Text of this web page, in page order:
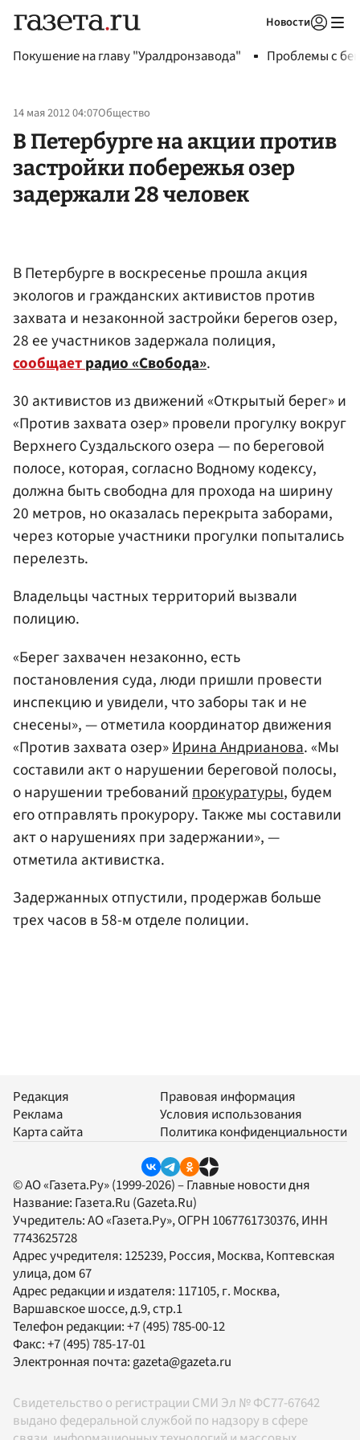
Новости
Покушение на главу "Уралдронзавода" Проблемы с
14 мая 2012 04:07Общество
В Петербурге на акции против
застройки побережья озер
задержали 28 человек
В Петербурге в воскресенье прошла акция
экологов и гражданских активистов против
захвата и незаконной застройки берегов озер,
28 ее участников задержала полиция,
сообщаетрадио «Свобода».
30 активистов из движений «Открытый берег» и
«Против захвата озер» провели прогулку вокруг
Верхнего Суздальского озера — по береговой
полосе, которая, согласно Водному кодексу,
должна быть свободна для прохода на ширину
20 метров, но оказалась перекрыта заборами,
через которые участники прогулки попытались
перелезть.
Владельцы частных территорий вызвали
полицию.
«Берег захвачен незаконно, есть
постановления суда, люди пришли провести
инспекцию и увидели, что заборы так и не
снесены», — отметила координатор движения
«Против захвата озер»Ирина Андрианова. «Мы
составили акт о нарушении береговой полосы,
о нарушении требований прокуратуры, будем
его отправлять прокурору. Также мы составили
акт о нарушениях при задержании», —
отметила активистка.
Задержанных отпустили, продержав больше
трех часов в 58-м отделе полиции.
Редакция
Реклама
Карта сайта
Правовая информация
Условия использования
Политика конфиденциальности
© АО «Газета.Ру» (1999-2026) – Главные новости дня
Название: Газета.Ru (Gazeta.Ru)
Учредитель:АО «Газета.Ру», ОГРН 1067761730376, ИНН
7743625728
Адрес учредителя: 125239, Россия, Москва, Коптевская
улица, дом 67
Адрес редакции и издателя: 117105, г. Москва,
Варшавское шоссе, д.9, стр.1
Телефон редакции:+7 (495) 785-00-12
Факс:+7 (495) 785-17-01
Электронная почта:gazeta@gazeta.ru
Свидетельство о регистрации СМИ Эл № ФС77-67642
выдано федеральной службой по надзору в сфере